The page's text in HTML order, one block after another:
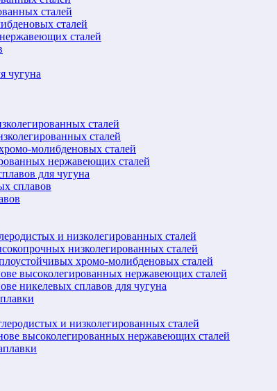
сталей
сталей
сталей
чугуна
сталей
сталей
молибденовых сталей
нержавеющих сталей
для чугуна
сплавов
и низколегированных сталей
низколегированных сталей
хромо-молибденовых сталей
высоколегированных нержавеющих сталей
никелевых сплавов для чугуна
и низколегированных сталей
высоколегированных нержавеющих сталей